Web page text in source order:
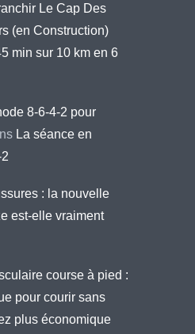
Le Cap Des
(en Construction)
min sur 10 km en 6
8-6-4-2 pour
La séance en
: la nouvelle
est-elle vraiment
course à pied :
pour courir sans
plus économique